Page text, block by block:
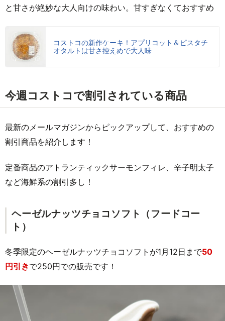
と甘さが絶妙な大人向けの味わい。甘すぎなくておすすめ
コストコの新作ケーキ！アプリコット＆ピスタチ
オタルトは甘さ控えめで大人味
今週コストコで割引されている商品
最新のメールマガジンからピックアップして、おすすめの
割引商品を紹介します！
定番商品のアトランティックサーモンフィレ、辛子明太子
など海鮮系の割引多し！
ヘーゼルナッツチョコソフト（フードコー
ト）
冬季限定のヘーゼルナッツチョコソフトが1月12日まで50
円引きで250円での販売です！